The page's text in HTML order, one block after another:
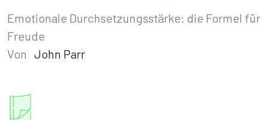
Emotionale Durchsetzungsstärke: die Formel für
Freude
Von John Parr